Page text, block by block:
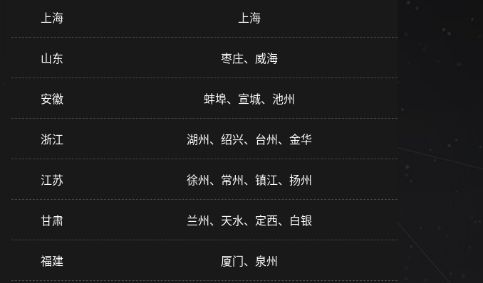
上海 上海
山东 枣庄、威海
安徽 蚌埠、宣城、池州
浙江 湖州、绍兴、台州、金华
江苏 徐州、常州、镇江、扬州
甘肃 兰州、天水、定西、白银
福建 厦门、泉州